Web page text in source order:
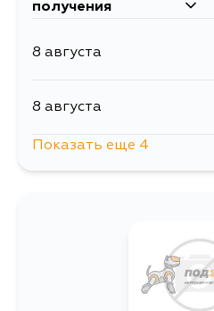
получения
8 августа
8 августа
Показать еще 4